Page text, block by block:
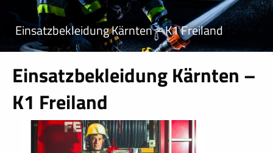
Einsatzbekleidung Kärnten – K1 Freiland
Einsatzbekleidung Kärnten –
K1 Freiland